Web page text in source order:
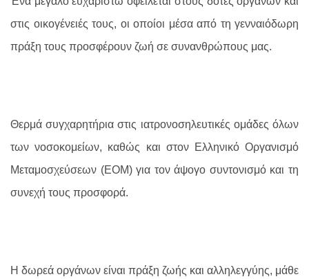
στις οικογένειές τους, οι οποίοι μέσα από τη γενναιόδωρη
πράξη τους προσφέρουν ζωή σε συνανθρώπους μας.
Θερμά συγχαρητήρια στις ιατρονοσηλευτικές ομάδες όλων
των νοσοκομείων, καθώς και στον Ελληνικό Οργανισμό
Μεταμοσχεύσεων (ΕΟΜ) για τον άψογο συντονισμό και τη
συνεχή τους προσφορά.
Η δωρεά οργάνων είναι πράξη ζωής και αλληλεγγύης, μάθε